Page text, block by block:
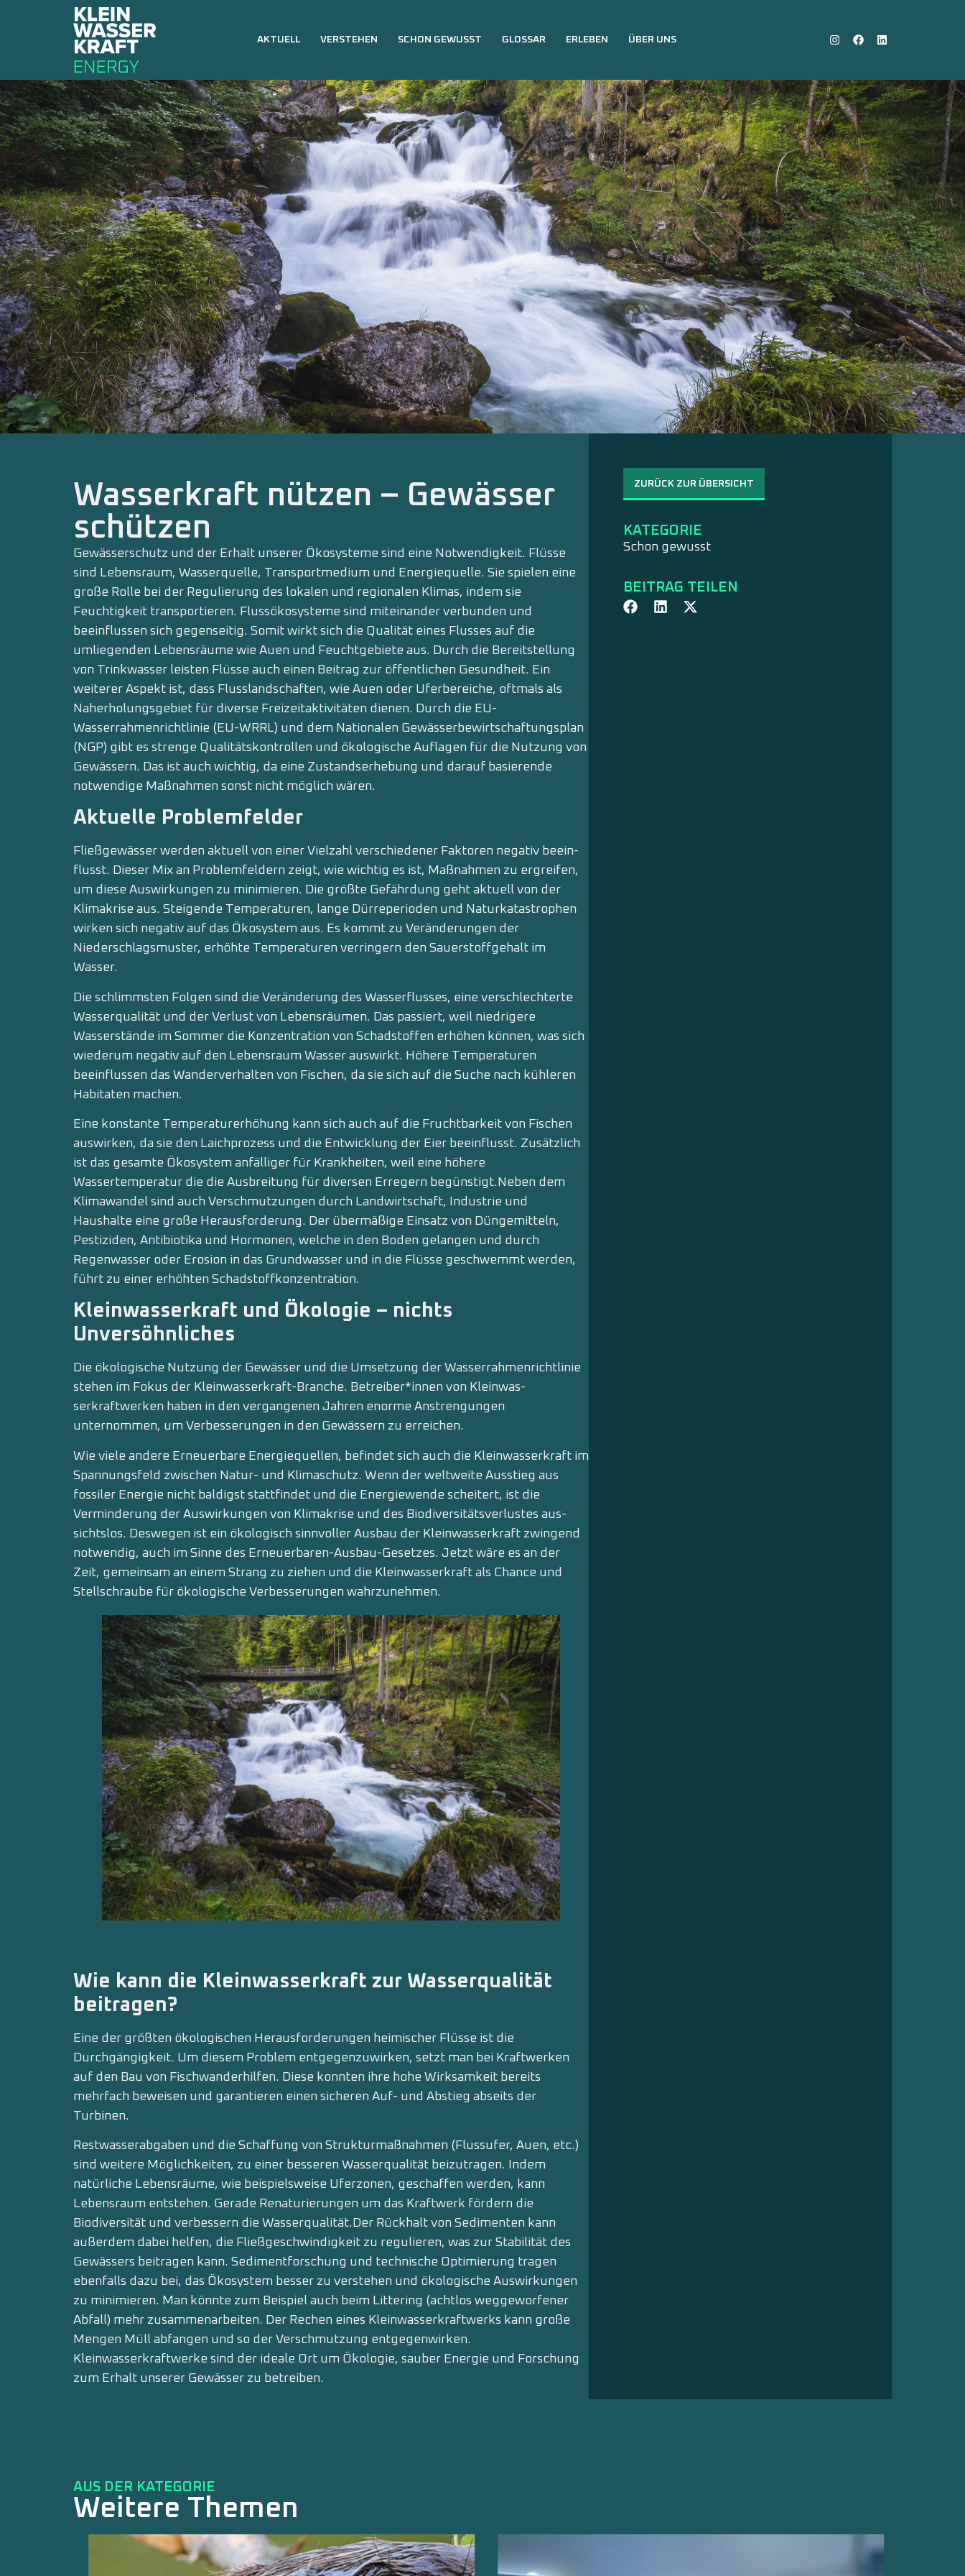
AKTUELL VERSTEHEN SCHON GEWUSST GLOSSAR ERLEBEN ÜBER UNS
ZURÜCK ZUR ÜBERSICHT
KATEGORIE
Schon gewusst
BEITRAG TEILEN
Wasserkraft nützen – Gewässer
schützen
Gewässerschutz und der Erhalt unse­rer Ökosysteme sind eine Notwendigkeit. Flüsse
sind Lebensraum, Wasserquelle, Transportmedium und Energiequelle. Sie spielen eine
große Rolle bei der Re­gulierung des lokalen und regionalen Klimas, indem sie
Feuchtigkeit transportieren. Flussökosysteme sind mit­einander verbunden und
beeinflussen sich gegensei­tig. Somit wirkt sich die Qualität eines Flusses auf die
umliegenden Lebensräume wie Auen und Feuchtgebiete aus. Durch die Bereitstellung
von Trinkwasser leisten Flüsse auch einen Beitrag zur öffentlichen Gesundheit. Ein
weiterer Aspekt ist, dass Flusslandschaften, wie Auen oder Uferbereiche, oftmals als
Naherholungsgebiet für diverse Freizeitaktivitäten dienen. Durch die EU-
Wasserrahmenrichtlinie (EU-WRRL) und dem Nationalen Gewässerbewirtschaftungsplan
(NGP) gibt es strenge Qualitätskontrollen und ökologische Auflagen für die Nutzung von
Gewässern. Das ist auch wichtig, da eine Zustandserhebung und darauf basierende
notwendige Maßnahmen sonst nicht möglich wären.
Aktuelle Problemfelder
Fließgewässer werden aktuell von einer Vielzahl verschiedener Faktoren negativ beein­
flusst. Dieser Mix an Problemfeldern zeigt, wie wichtig es ist, Maßnahmen zu ergreifen,
um diese Auswirkun­gen zu minimieren. Die größte Gefährdung geht aktuell von der
Klimakrise aus. Steigende Temperaturen, lange Dürreperioden und Naturkatastrophen
wirken sich ne­gativ auf das Ökosystem aus. Es kommt zu Veränderun­gen der
Niederschlagsmuster, erhöhte Temperaturen verringern den Sauerstoffgehalt im
Wasser.
Die schlimmsten Folgen sind die Veränderung des Wasserflusses, eine verschlechterte
Wasserqualität und der Verlust von Lebensräumen. Das passiert, weil niedrigere
Wasserstände im Sommer die Konzentration von Schadstoffen erhöhen können, was sich
wiederum negativ auf den Lebensraum Wasser auswirkt. Höhere Temperaturen
beeinflussen das Wanderverhalten von Fischen, da sie sich auf die Suche nach kühleren
Habi­taten machen.
Eine konstante Temperaturerhöhung kann sich auch auf die Fruchtbarkeit von Fischen
auswirken, da sie den Laichprozess und die Entwicklung der Eier beeinflusst. Zusätzlich
ist das gesamte Ökosystem anfälliger für Krankheiten, weil eine höhere
Wassertemperatur die die Ausbreitung für diversen Erregern begünstigt.Neben dem
Klimawandel sind auch Verschmutzungen durch Landwirtschaft, Industrie und
Haushalte eine große Herausforderung. Der übermäßige Einsatz von Düngemitteln,
Pestiziden, Antibiotika und Hormonen, welche in den Boden gelangen und durch
Regenwasser oder Erosion in das Grundwasser und in die Flüsse ge­schwemmt werden,
führt zu einer erhöhten Schadstoff­konzentration.
Kleinwasserkraft und Ökologie – nichts
Unversöhnliches
Die ökologische Nutzung der Gewässer und die Um­setzung der Wasserrahmenrichtlinie
stehen im Fokus der Kleinwasserkraft-Branche. Betreiber*innen von Kleinwas­
serkraftwerken haben in den vergangenen Jahren enorme An­strengungen
unternommen, um Verbesserungen in den Gewässern zu erreichen.
Wie viele andere Erneuerbare Energiequellen, befindet sich auch die Kleinwasserkraft im
Span­nungsfeld zwischen Natur- und Klimaschutz. Wenn der weltweite Ausstieg aus
fossiler Energie nicht baldigst stattfindet und die Energiewende scheitert, ist die
Verminderung der Auswirkungen von Klimakrise und des Biodiversitätsverlustes aus­
sichtslos. Deswegen ist ein ökologisch sinnvoller Ausbau der Kleinwasserkraft zwingend
notwendig, auch im Sinne des Erneuerbaren-Ausbau-Gesetzes. Jetzt wäre es an der
Zeit, gemeinsam an einem Strang zu ziehen und die Kleinwasserkraft als Chance und
Stellschraube für ökologische Verbesserungen wahrzunehmen.
Wie kann die Kleinwasserkraft zur Wasserqualität
beitragen?
Eine der größten ökologischen Herausforderungen hei­mischer Flüsse ist die
Durchgängigkeit. Um diesem Problem entgegenzuwirken, setzt man bei Kraftwerken
auf den Bau von Fischwanderhilfen. Diese konnten ihre hohe Wirksamkeit bereits
mehrfach beweisen und garantieren einen sicheren Auf- und Ab­stieg abseits der
Turbinen.
Restwasserabgaben und die Schaffung von Strukturmaßnahmen (Flussufer, Auen, etc.)
sind weitere Möglichkeiten, zu einer besseren Wasserqualität beizutragen. Indem
natürliche Lebensräume, wie beispielsweise Uferzonen, geschaffen werden, kann
Lebensraum entstehen. Gerade Renaturierungen um das Kraftwerk fördern die
Biodiversität und verbessern die Wasserqualität.Der Rückhalt von Sedimenten kann
außerdem dabei helfen, die Fließgeschwindigkeit zu regulieren, was zur Stabilität des
Gewässers beitra­gen kann. Sedimentforschung und technische Optimierung tragen
ebenfalls dazu bei, das Ökosystem besser zu verstehen und ökologische Auswirkungen
zu minimieren. Man könnte zum Beispiel auch beim Littering (achtlos weg­geworfener
Abfall) mehr zusammenarbeiten. Der Rechen eines Kleinwasserkraftwerks kann große
Mengen Müll abfangen und so der Verschmutzung entgegenwirken.
Kleinwasserkraftwerke sind der ideale Ort um Ökologie, sauber Energie und Forschung
zum Erhalt unserer Gewässer zu betreiben.
AUS DER KATEGORIE
Weitere Themen